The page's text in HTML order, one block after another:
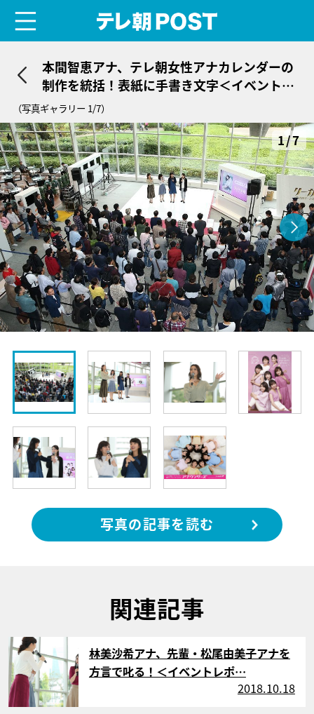
本間智恵アナ、テレ朝女性アナカレンダーの
制作を統括！表紙に手書き文字＜イベントレ
ポ＞
（写真ギャラリー 1/7）
1/7
写真の記事を読む
関連記事
林美沙希アナ、先輩・松尾由美子アナを
方言で叱る！＜イベントレポ…
2018.10.18